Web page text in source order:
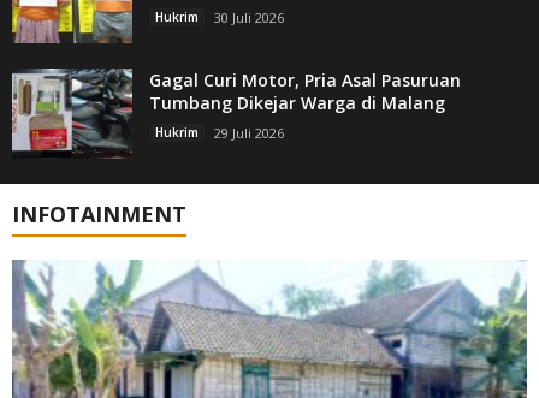
Hukrim 30 Juli 2026
Gagal Curi Motor, Pria Asal Pasuruan
Tumbang Dikejar Warga di Malang
Hukrim 29 Juli 2026
INFOTAINMENT